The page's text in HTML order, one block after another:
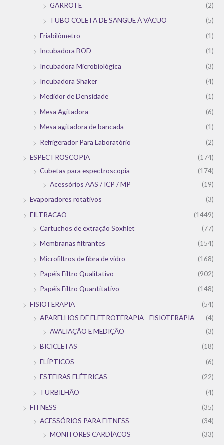
GARROTE
(2)
TUBO COLETA DE SANGUE À VÁCUO
(5)
Friabilômetro
(1)
Incubadora BOD
(1)
Incubadora Microbiológica
(3)
Incubadora Shaker
(4)
Medidor de Densidade
(1)
Mesa Agitadora
(6)
Mesa agitadora de bancada
(1)
Refrigerador Para Laboratório
(2)
ESPECTROSCOPIA
(174)
Cubetas para espectroscopia
(174)
Acessórios AAS / ICP / MP
(19)
Evaporadores rotativos
(3)
FILTRACAO
(1449)
Cartuchos de extração Soxhlet
(77)
Membranas filtrantes
(154)
Microfiltros de fibra de vidro
(168)
Papéis Filtro Qualitativo
(902)
Papéis Filtro Quantitativo
(148)
FISIOTERAPIA
(54)
APARELHOS DE ELETROTERAPIA - FISIOTERAPIA
(4)
AVALIAÇÃO E MEDIÇÃO
(3)
BICICLETAS
(18)
ELÍPTICOS
(6)
ESTEIRAS ELÉTRICAS
(22)
TURBILHÃO
(4)
FITNESS
(35)
ACESSÓRIOS PARA FITNESS
(34)
MONITORES CARDÍACOS
(33)